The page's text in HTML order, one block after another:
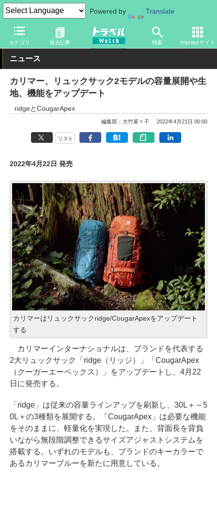
Powered by Translate
カテゴリ 過去記事 検索 Impressサイト
トラベル Watch 旅のアイテム 旅行グッズ バッグ
ニュース
カリマー、リュックサック2モデルの容量展開や生
地、機能をアップデート
ridgeとCougarApex
編集部：大竹菜々子 2022年4月21日 00:00
リスト
2022年4月22日 発売
カリマーはリュックサックridge/CougarApexをアップデート
する
カリマーインターナショナルは、ブランドを代表する
2大リュックサック「ridge（リッジ）」「CougarApex
（クーガーエーペックス）」をアップデートし、4月22
日に発売する。
「ridge」は従来の容量ラインアップを刷新し、30L＋～5
0L＋の3種類を展開する。「CougarApex」は必要な機能
をそのままに、軽量化を実現した。また、背面長を背負
いながら無段階調整できるサイズアジャストシステムを
搭載する。いずれのモデルも、ブランドのキーカラーで
あるカリマーブルーを新たに用意している。